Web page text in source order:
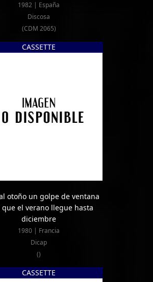
1982 | España
Discosa
(CDM 2065)
CASSETTE
otoño un golpe de ventana
que el verano llegue hasta
diciembre
1980 | Francia
Dicap
()
CASSETTE